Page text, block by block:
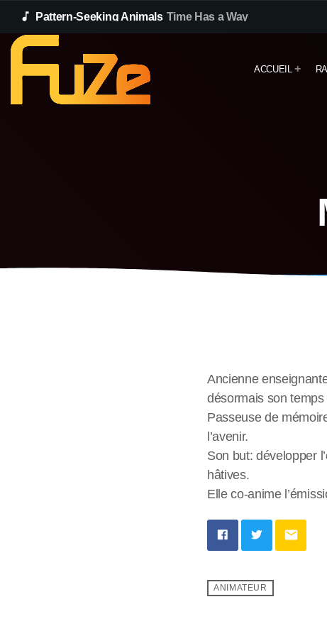
music_note Pattern-Seeking Animals Time Has a Way
ACCUEIL
Ancienne
désormais son
Passeuse de
l’avenir.
Son but: développer
hâtives.
Elle co-anime
email
ANIMATEUR